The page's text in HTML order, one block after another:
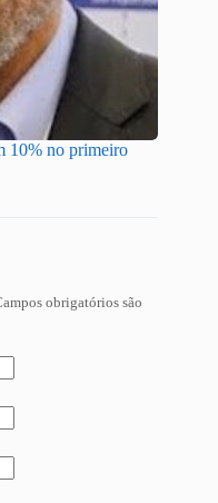
10% no primeiro
obrigatórios são